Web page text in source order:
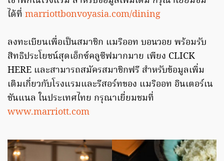
ได้ที่ marriottbonvoyasia.com/dining
ลงทะเบียนเพื่อเป็นสมาชิก แมริออท บอนวอย พร้อมรับ
สิทธิประโยชน์สุดเอ็กซ์คลูซีฟมากมาย เพียง CLICK
HERE และสามารถสมัครสมาชิกฟรี สำหรับข้อมูลเพิ่ม
เติมเกี่ยวกับโรงแรมและรีสอร์ทของ แมริออท อินเตอร์เน
ชันแนล ในประเทศไทย กรุณาเยี่ยมชมที่
www.marriott.com